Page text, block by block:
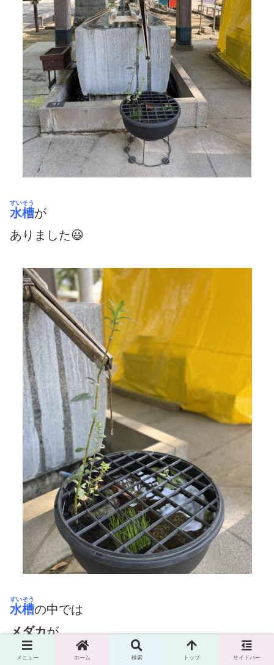
水槽
すいそう
が
ありました😃
水槽
すいそう
の中では
メダカが
気持ち良さげに
メニュー ホーム 検索 トップ サイドバー